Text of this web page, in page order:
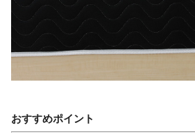
おすすめポイント